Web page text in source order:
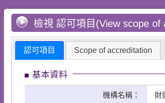
檢視 認可項目(View scope of
認可項目 Scope of accreditation
基本資料
機構名稱： 財